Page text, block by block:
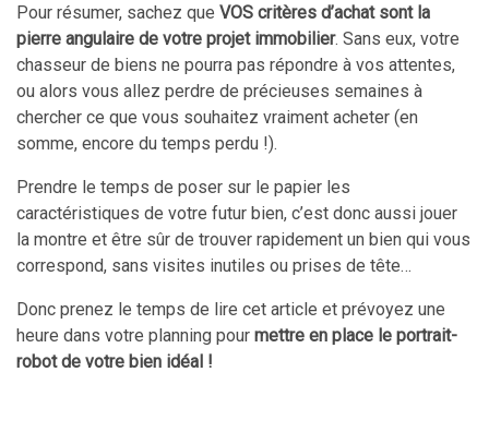
Pour résumer, sachez que VOS critères d’achat sont la
pierre angulaire de votre projet immobilier. Sans eux, votre
chasseur de biens ne pourra pas répondre à vos attentes,
ou alors vous allez perdre de précieuses semaines à
chercher ce que vous souhaitez vraiment acheter (en
somme, encore du temps perdu !).
Prendre le temps de poser sur le papier les
caractéristiques de votre futur bien, c’est donc aussi jouer
la montre et être sûr de trouver rapidement un bien qui vous
correspond, sans visites inutiles ou prises de tête…
Donc prenez le temps de lire cet article et prévoyez une
heure dans votre planning pour mettre en place le portrait-
robot de votre bien idéal !